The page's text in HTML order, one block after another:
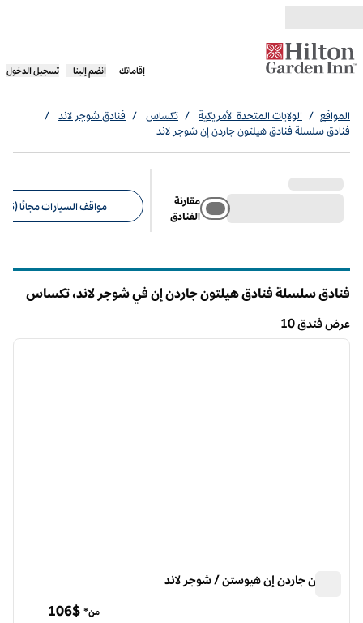
إقاماتك
، يفتح علامة تبويب جديدة
انضم إلينا تسجيل الدخول
المواقع / الولايات المتحدة الأمريكية / تكساس / فنادق شوجر لاند
/
فنادق سلسلة فنادق هيلتون جاردن إن شوجر لاند
مقارنة
الفنادق
مواقف السيارات مجانًا (6)
فنادق سلسلة فنادق هيلتون جاردن إن في شوجر لاند،
عرض فندق 10
عرض فندق 101 من 12
الصورة
هيلتون جاردن إن هيوستن / شوجر لاند
من* 106$